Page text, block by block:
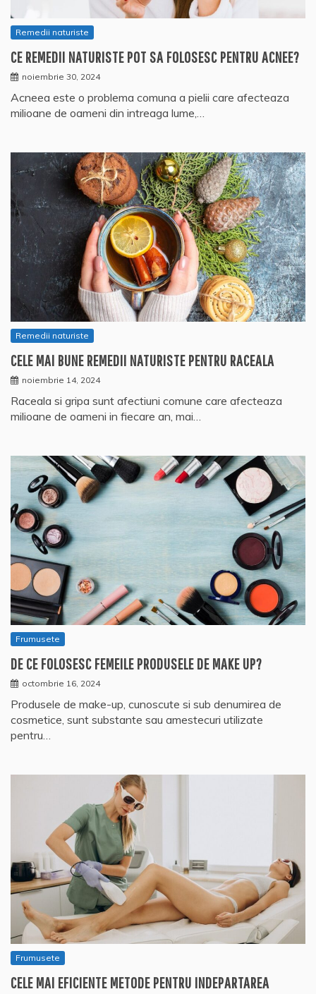
Remedii naturiste
CE REMEDII NATURISTE POT SA FOLOSESC PENTRU ACNEE?
noiembrie 30, 2024
Acneea este o problema comuna a pielii care afecteaza
milioane de oameni din intreaga lume,…
Remedii naturiste
CELE MAI BUNE REMEDII NATURISTE PENTRU RACEALA
noiembrie 14, 2024
Raceala si gripa sunt afectiuni comune care afecteaza
milioane de oameni in fiecare an, mai…
Frumusete
DE CE FOLOSESC FEMEILE PRODUSELE DE MAKE UP?
octombrie 16, 2024
Produsele de make-up, cunoscute si sub denumirea de
cosmetice, sunt substante sau amestecuri utilizate
pentru…
Frumusete
CELE MAI EFICIENTE METODE PENTRU INDEPARTAREA